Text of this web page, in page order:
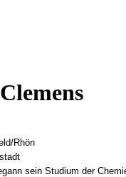
Rhön
sein Studium der